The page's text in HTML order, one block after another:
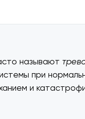
называют
при
и